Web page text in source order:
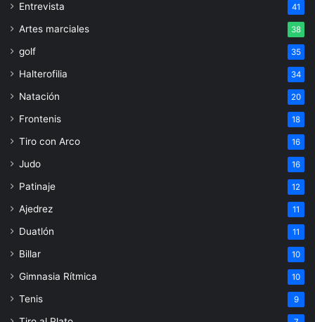
Entrevista 41
Artes marciales 38
golf 35
Halterofilia 34
Natación 20
Frontenis 18
Tiro con Arco 16
Judo 16
Patinaje 12
Ajedrez 11
Duatlón 11
Billar 10
Gimnasia Rítmica 10
Tenis 9